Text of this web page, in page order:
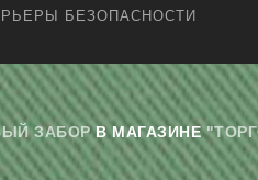
БЕЗОПАСНОСТИ
ЗАБОРВ МАГАЗИНЕ